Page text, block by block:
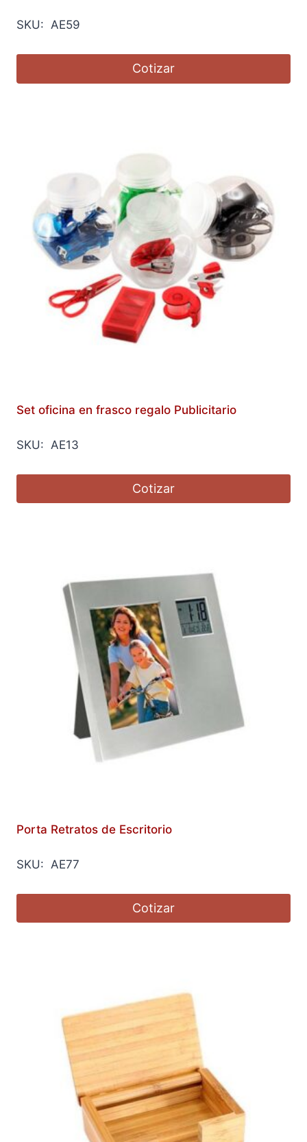
SKU: AE59
Cotizar
Set oficina en frasco regalo Publicitario
SKU: AE13
Cotizar
Porta Retratos de Escritorio
SKU: AE77
Cotizar